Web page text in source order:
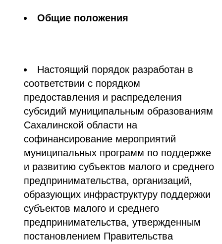
Общие положения
Настоящий порядок разработан в
соответствии с порядком
предоставления и распределения
субсидий муниципальным образованиям
Сахалинской области на
софинансирование мероприятий
муниципальных программ по поддержке
и развитию субъектов малого и среднего
предпринимательства, организаций,
образующих инфраструктуру поддержки
субъектов малого и среднего
предпринимательства, утвержденным
постановлением Правительства